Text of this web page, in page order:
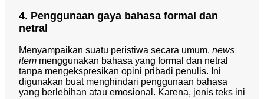
4. Penggunaan gaya bahasa formal dan
netral
Menyampaikan suatu peristiwa secara umum, news
item menggunakan bahasa yang formal dan netral
tanpa mengekspresikan opini pribadi penulis. Ini
digunakan buat menghindari penggunaan bahasa
yang berlebihan atau emosional. Karena, jenis teks ini